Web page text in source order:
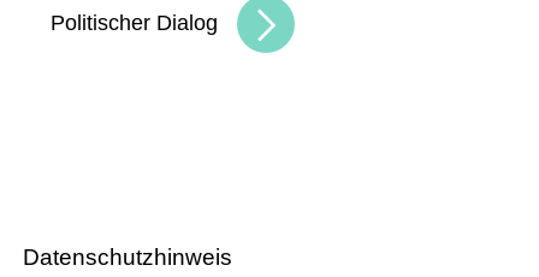
Politischer Dialog
Datenschutzhinweis